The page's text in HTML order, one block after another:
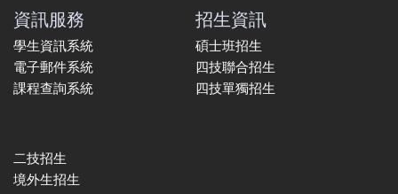
資訊服務
學生資訊系統
電子郵件系統
課程查詢系統
招生資訊
碩士班招生
四技聯合招生
四技單獨招生
二技招生
境外生招生